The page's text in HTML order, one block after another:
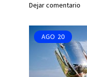
Dejar comentario
AGO 20